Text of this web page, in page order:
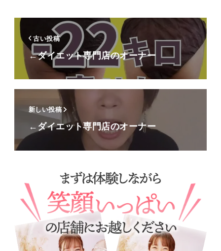
古い投稿
←ダイエット専門店のオーナー
新しい投稿
←ダイエット専門店のオーナー